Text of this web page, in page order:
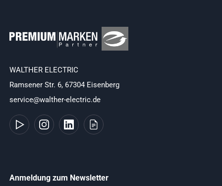
WALTHER ELECTRIC
Ramsener Str. 6, 67304 Eisenberg
service@walther-electric.de
Anmeldung zum Newsletter